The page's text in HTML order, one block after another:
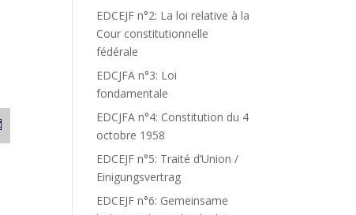
EDCEJF n°2: La loi relative à la
Cour constitutionnelle
fédérale
EDCJFA n°3: Loi
fondamentale
EDCJFA n°4: Constitution du 4
octobre 1958
EDCEJF n°5: Traité d’Union /
Einigungsvertrag
EDCEJF n°6: Gemeinsame